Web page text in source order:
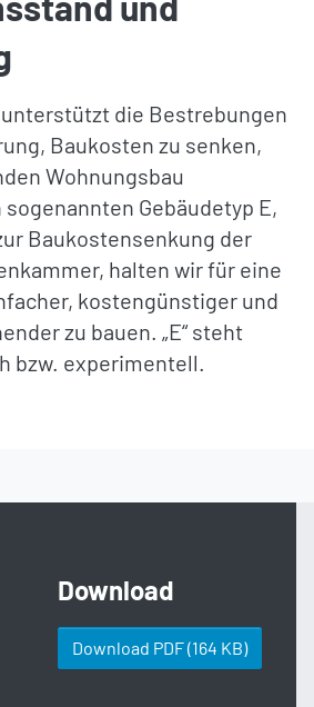
die Bestrebungen
Baukosten zu senken,
Wohnungsbau
Gebäudetyp E,
Baukostensenkung der
halten wir für eine
kostengünstiger und
zu bauen. „E“ steht
bzw. experimentell.
Download
Download PDF(164 KB)